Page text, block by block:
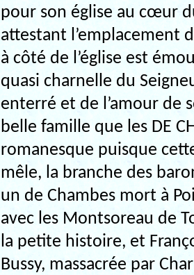
pour son église au cœur
attestant l’emplacement
à côté de l’église est
quasi charnelle du
enterré et de l’amour de
belle famille que les DE
romanesque puisque
mêle, la branche des
un de Chambes mort à
avec les Montsoreau de
la petite histoire, et
Bussy, massacrée par